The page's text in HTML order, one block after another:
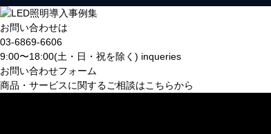
お問い合わせは
03-6869-6606
9:00〜18:00(土・日・祝を除く) inqueries
お問い合わせフォーム
商品・サービスに関するご相談はこちらから